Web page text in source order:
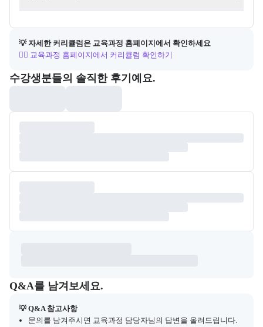
💡 자세한 커리큘럼은 교육과정 홈페이지에서 확인하세요
👉🏻 교육과정 홈페이지에서 커리큘럼 확인하기
포폴&후기
수강생분들의 솔직한 후기예요.
Q&A
캠프 관련 질문과 답변 목록을 확인하고, 질문을 작성할 수 있다.
Q&A를 남겨보세요.
💡 Q&A 참고사항
문의를 남겨주시면 교육과정 담당자님의 답변을 올려드립니다.